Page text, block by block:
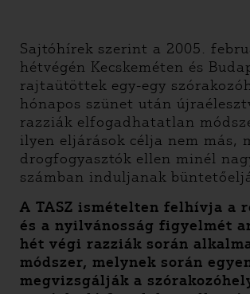
Sajtóhírek szerint a 2005.
hétvégén Kecskeméten és
rajtaütöttek egy-egy
hónapos szünet után
razziák elfogadhatatlan
ilyen eljárások célja nem más,
drogfogyasztók ellen minél
számban induljanak
A TASZ ismételten felhívja a
és a nyilvánosság figyelmét
hét végi razziák során
módszer, melynek során
megvizsgálják a